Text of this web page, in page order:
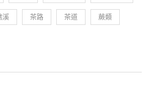
溪 茶路 茶道 蕨類